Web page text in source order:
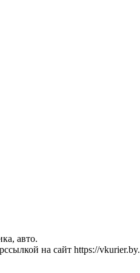
авто.
на сайт https://vkurier.by.